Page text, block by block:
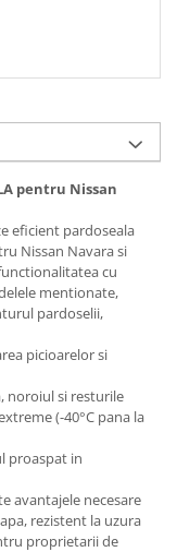
pentru Nissan
eficient pardoseala
Nissan Navara si
cu
mentionate,
pardoselii,
picioarelor si
noroiul si resturile
(-40°C pana la
proaspat in
avantajele necesare
rezistent la uzura
proprietarii de